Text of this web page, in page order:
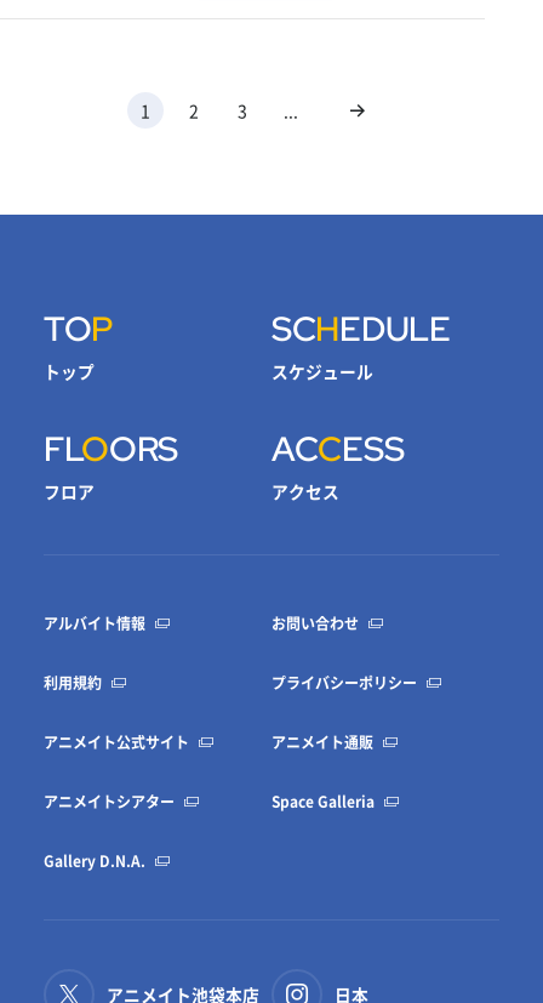
1 2 3
TOP
トップ
SCHEDULE
スケジュール
FLOORS
フロア
ACCESS
アクセス
アルバイト情報 お問い合わせ
利用規約 プライバシーポリシー
アニメイト公式サイト アニメイト通販
アニメイトシアター Space Galleria
Gallery D.N.A.
アニメイト池袋本店 日本